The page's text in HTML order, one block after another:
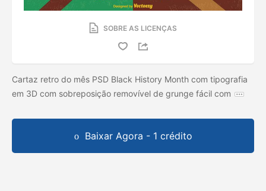
SOBRE AS LICENÇAS
Cartaz retro do mês PSD Black History Month com tipografia
em 3D com sobreposição removível de grunge fácil com
Baixar Agora - 1 crédito